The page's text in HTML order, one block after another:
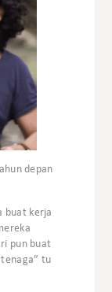
depan
buat kerja
pun buat
tu